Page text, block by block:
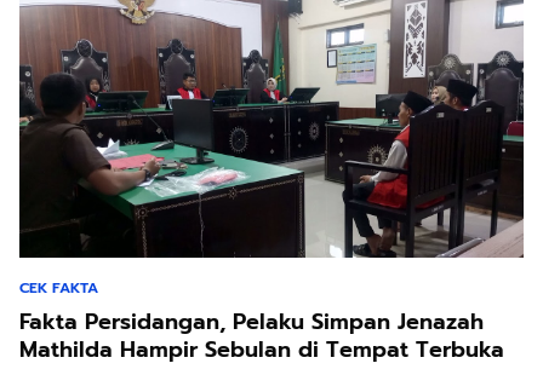
CEK FAKTA
Fakta Persidangan, Pelaku Simpan Jenazah
Mathilda Hampir Sebulan di Tempat Terbuka